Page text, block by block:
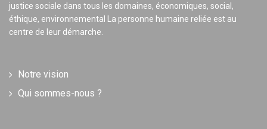
justice sociale dans tous les domaines, économiques, social,
éthique, environnemental La personne humaine reliée est au
centre de leur démarche.
Notre vision
Qui sommes-nous ?